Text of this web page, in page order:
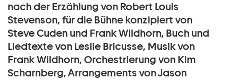
nach der Erzählung von Robert Louis
Stevenson, für die Bühne konzipiert von
Steve Cuden und Frank Wildhorn, Buch und
Liedtexte von Leslie Bricusse, Musik von
Frank Wildhorn, Orchestrierung von Kim
Scharnberg, Arrangements von Jason